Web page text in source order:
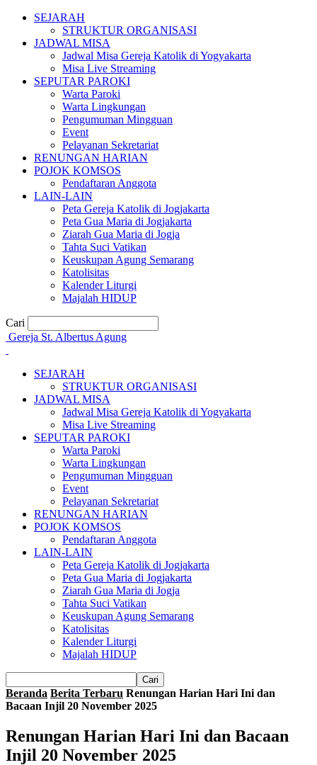
SEJARAH
STRUKTUR ORGANISASI
JADWAL MISA
Jadwal Misa Gereja Katolik di Yogyakarta
Misa Live Streaming
SEPUTAR PAROKI
Warta Paroki
Warta Lingkungan
Pengumuman Mingguan
Event
Pelayanan Sekretariat
RENUNGAN HARIAN
POJOK KOMSOS
Pendaftaran Anggota
LAIN-LAIN
Peta Gereja Katolik di Jogjakarta
Peta Gua Maria di Jogjakarta
Ziarah Gua Maria di Jogja
Tahta Suci Vatikan
Keuskupan Agung Semarang
Katolisitas
Kalender Liturgi
Majalah HIDUP
Cari
Gereja St. Albertus Agung
SEJARAH
STRUKTUR ORGANISASI
JADWAL MISA
Jadwal Misa Gereja Katolik di Yogyakarta
Misa Live Streaming
SEPUTAR PAROKI
Warta Paroki
Warta Lingkungan
Pengumuman Mingguan
Event
Pelayanan Sekretariat
RENUNGAN HARIAN
POJOK KOMSOS
Pendaftaran Anggota
LAIN-LAIN
Peta Gereja Katolik di Jogjakarta
Peta Gua Maria di Jogjakarta
Ziarah Gua Maria di Jogja
Tahta Suci Vatikan
Keuskupan Agung Semarang
Katolisitas
Kalender Liturgi
Majalah HIDUP
Beranda Berita Terbaru Renungan Harian Hari Ini dan
Bacaan Injil 20 November 2025
Renungan Harian Hari Ini dan Bacaan
Injil 20 November 2025